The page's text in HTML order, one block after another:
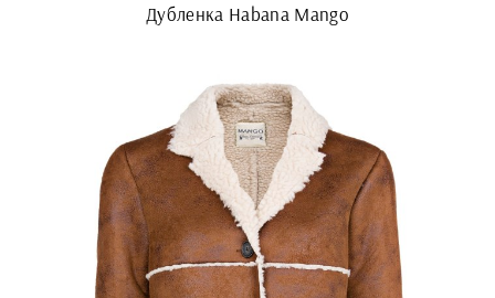
Дубленка Habana Mango